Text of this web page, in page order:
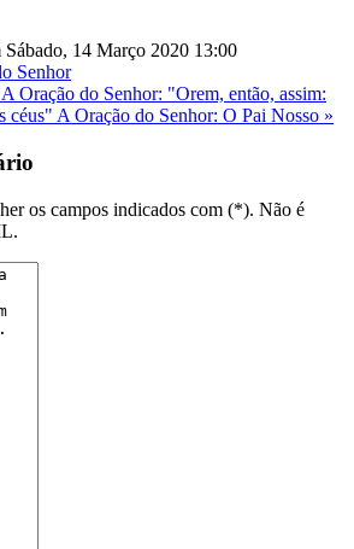
14 Março 2020 13:00
Senhor
A Oração do Senhor: "Orem, então, assim:
céus" A Oração do Senhor: O Pai Nosso »
os campos indicados com (*). Não é